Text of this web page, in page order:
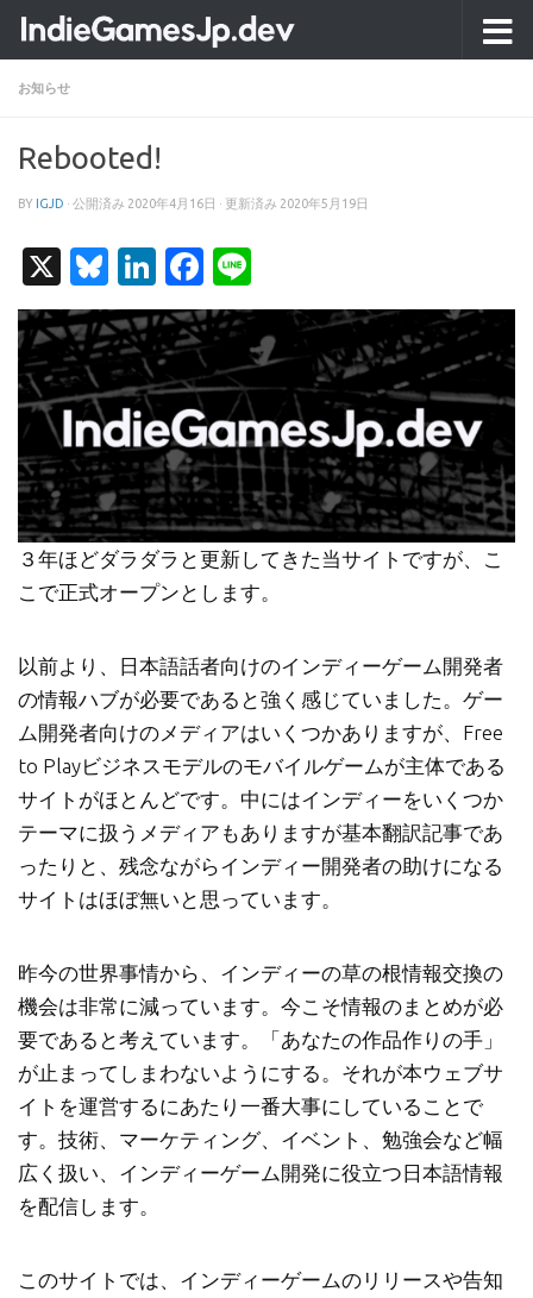
コンテンツへスキップ
お知らせ
Rebooted!
BY IGJD · 公開済み 2020年4月16日 · 更新済み 2020年5月19日
X Bluesky
LinkedIn
Facebook
３年ほどダラダラと更新してきた当サイトですが、こ
こで正式オープンとします。
以前より、日本語話者向けのインディーゲーム開発者
の情報ハブが必要であると強く感じていました。ゲー
ム開発者向けのメディアはいくつかありますが、Free
to Playビジネスモデルのモバイルゲームが主体である
サイトがほとんどです。中にはインディーをいくつか
テーマに扱うメディアもありますが基本翻訳記事であ
ったりと、残念ながらインディー開発者の助けになる
サイトはほぼ無いと思っています。
昨今の世界事情から、インディーの草の根情報交換の
機会は非常に減っています。今こそ情報のまとめが必
要であると考えています。「あなたの作品作りの手」
が止まってしまわないようにする。それが本ウェブサ
イトを運営するにあたり一番大事にしていることで
す。技術、マーケティング、イベント、勉強会など幅
広く扱い、インディーゲーム開発に役立つ日本語情報
を配信します。
このサイトでは、インディーゲームのリリースや告知